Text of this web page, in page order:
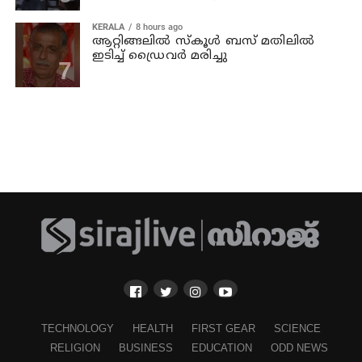
KERALA 8 hours ago
ആറ്റിങ്ങലില്‍ സ്‌കൂള്‍ ബസ് മതിലില്‍
ഇടിച്ച് ഡ്രൈവര്‍ മരിച്ചു
TECHNOLOGY HEALTH FIRST GEAR
SCIENCE
RELIGION
BUSINESS EDUCATION
ODD NEWS